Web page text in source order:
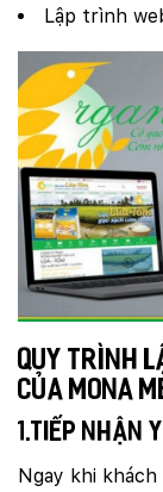
Lập trình
Quy trình
của Mona
1.Tiếp nhận
Ngay khi